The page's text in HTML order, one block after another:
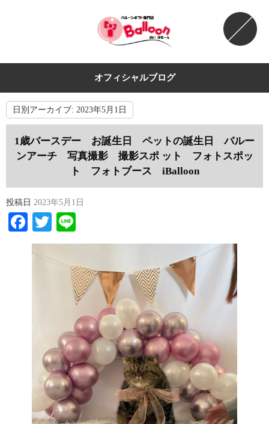
オフィシャルブログ
日別アーカイブ: 2023年5月1日
1歳バースデー お誕生日 ペットの誕生日 バルー
ンアーチ 写真撮影 撮影スポ ット フォトスポッ
ト フォトブース iBalloon
投稿日 2023年5月1日
Facebook
Twitter